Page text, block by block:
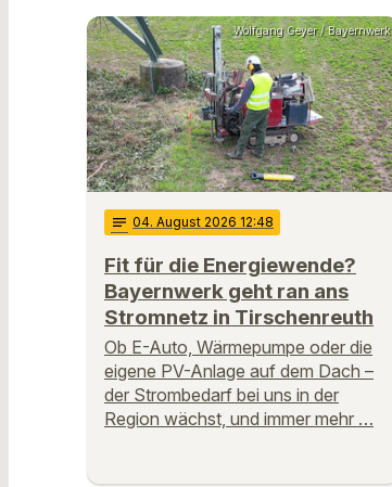
Wolfgang Geyer / Bayernwerk
notes 04. August 2026 12:48
Fit für die Energiewende?
Bayernwerk geht ran ans
Stromnetz in Tirschenreuth
Ob E-Auto, Wärmepumpe oder die
eigene PV-Anlage auf dem Dach –
der Strombedarf bei uns in der
Region wächst, und immer mehr …